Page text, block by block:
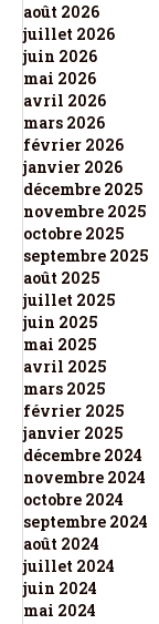
août 2026
juillet 2026
juin 2026
mai 2026
avril 2026
mars 2026
février 2026
janvier 2026
décembre 2025
novembre 2025
octobre 2025
septembre 2025
août 2025
juillet 2025
juin 2025
mai 2025
avril 2025
mars 2025
février 2025
janvier 2025
décembre 2024
novembre 2024
octobre 2024
septembre 2024
août 2024
juillet 2024
juin 2024
mai 2024